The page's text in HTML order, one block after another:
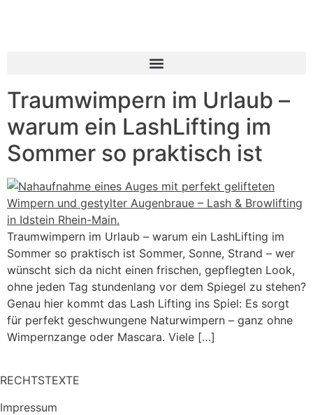
Traumwimpern im Urlaub –
warum ein LashLifting im
Sommer so praktisch ist
Traumwimpern im Urlaub – warum ein LashLifting im
Sommer so praktisch ist Sommer, Sonne, Strand – wer
wünscht sich da nicht einen frischen, gepflegten Look,
ohne jeden Tag stundenlang vor dem Spiegel zu stehen?
Genau hier kommt das Lash Lifting ins Spiel: Es sorgt
für perfekt geschwungene Naturwimpern – ganz ohne
Wimpernzange oder Mascara. Viele […]
RECHTSTEXTE
Impressum